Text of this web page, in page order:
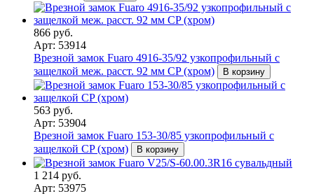
866 руб.
Арт: 53914
Врезной замок Fuaro 4916-35/92 узкопрофильный с
защелкой меж. расст. 92 мм CP (хром)
В корзину
563 руб.
Арт: 53904
Врезной замок Fuaro 153-30/85 узкопрофильный с
защелкой CP (хром)
В корзину
1 214 руб.
Арт: 53975